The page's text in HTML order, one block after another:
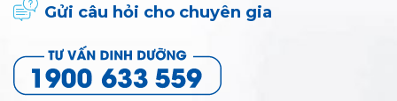
Gửi câu hỏi cho chuyên gia